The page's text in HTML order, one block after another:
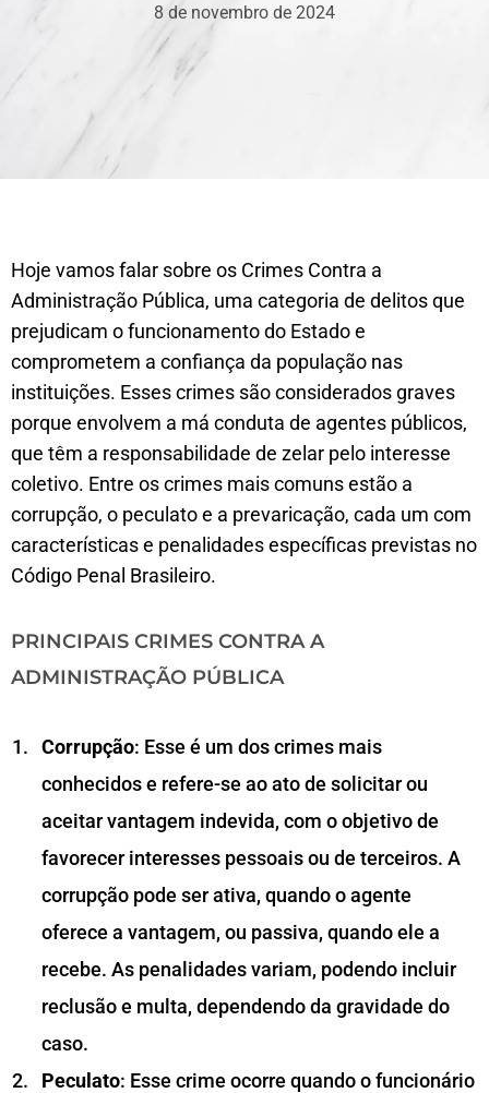
8 de novembro de 2024
Hoje vamos falar sobre os Crimes Contra a
Administração Pública, uma categoria de delitos que
prejudicam o funcionamento do Estado e
comprometem a confiança da população nas
instituições. Esses crimes são considerados graves
porque envolvem a má conduta de agentes públicos,
que têm a responsabilidade de zelar pelo interesse
coletivo. Entre os crimes mais comuns estão a
corrupção, o peculato e a prevaricação, cada um com
características e penalidades específicas previstas no
Código Penal Brasileiro.
PRINCIPAIS CRIMES CONTRA A
ADMINISTRAÇÃO PÚBLICA
Corrupção: Esse é um dos crimes mais
conhecidos e refere-se ao ato de solicitar ou
aceitar vantagem indevida, com o objetivo de
favorecer interesses pessoais ou de terceiros. A
corrupção pode ser ativa, quando o agente
oferece a vantagem, ou passiva, quando ele a
recebe. As penalidades variam, podendo incluir
reclusão e multa, dependendo da gravidade do
caso.
Peculato: Esse crime ocorre quando o funcionário